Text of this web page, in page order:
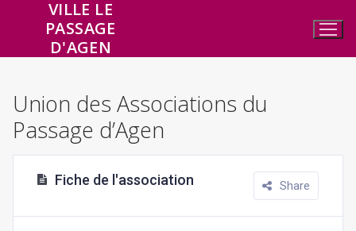
VILLE LE
PASSAGE
D'AGEN
Union des Associations du
Passage d’Agen
Fiche de l'association Share